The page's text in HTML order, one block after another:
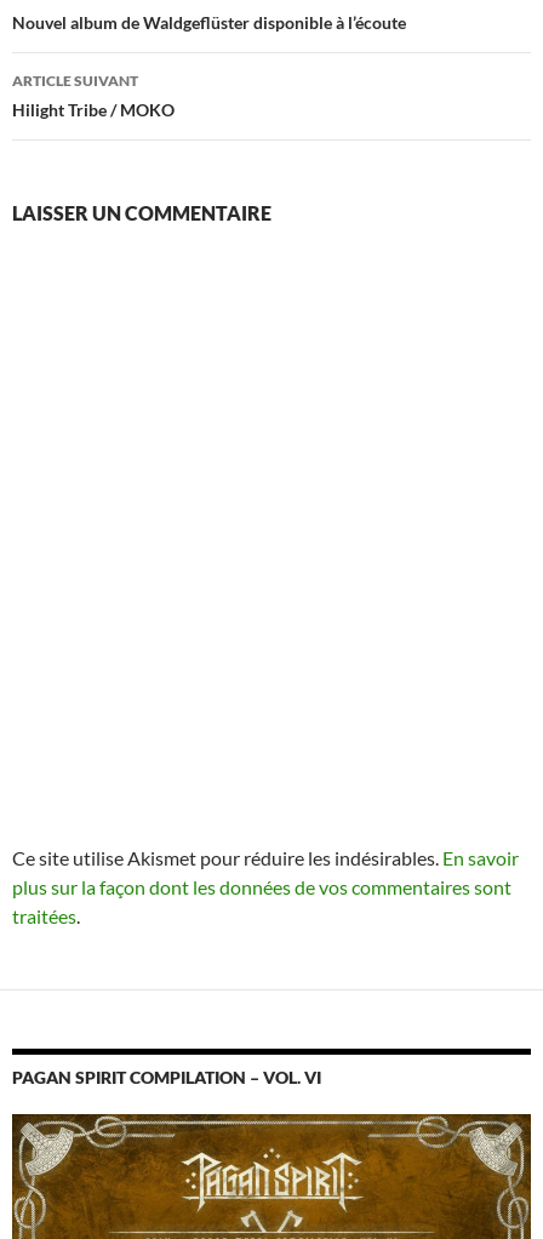
des
articles
Nouvel album de Waldgeflüster disponible à l’écoute
ARTICLE SUIVANT
Hilight Tribe / MOKO
LAISSER UN COMMENTAIRE
Ce site utilise Akismet pour réduire les indésirables. En savoir
plus sur la façon dont les données de vos commentaires sont
traitées.
PAGAN SPIRIT COMPILATION – VOL. VI